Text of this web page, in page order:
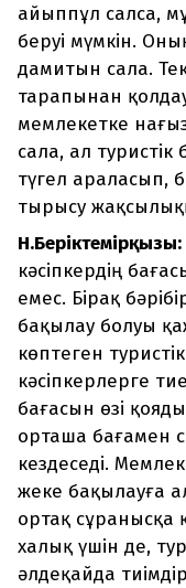
айыппұл салса,
беруі мүмкін.
дамитын сала.
тарапынан
мемлекетке
сала, ал туристік
түгел араласып,
тырысу
Н.Беріктемірқызы:
кәсіпкердің
емес. Бірақ
бақылау болуы
көптеген
кәсіпкерлерге
бағасын өзі
орташа бағамен
кездеседі.
жеке бақылауға
ортақ сұранысқа
халық үшін де,
әлдеқайда